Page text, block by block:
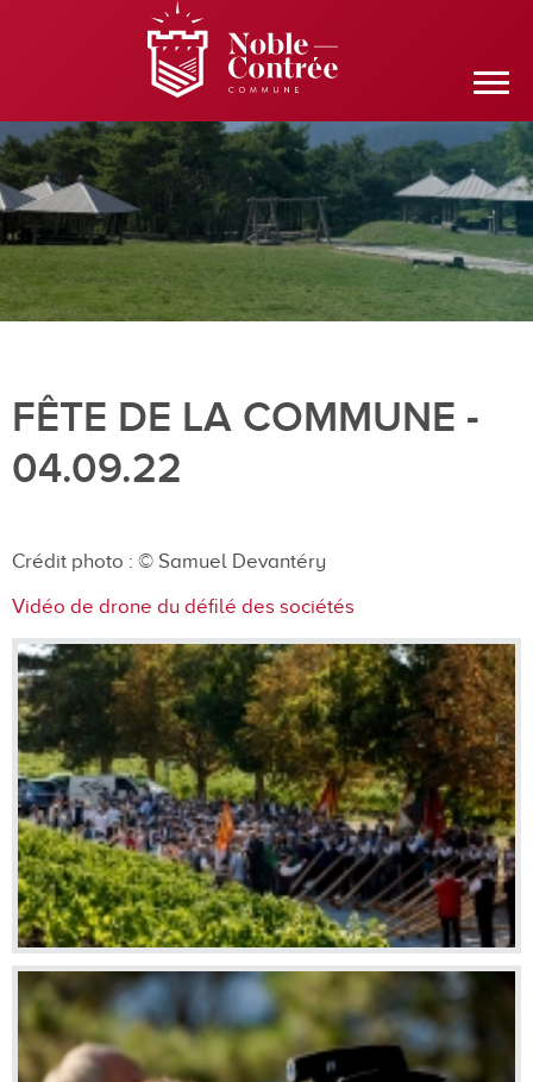
FÊTE DE LA COMMUNE -
04.09.22
Crédit photo : © Samuel Devantéry
Vidéo de drone du défilé des sociétés